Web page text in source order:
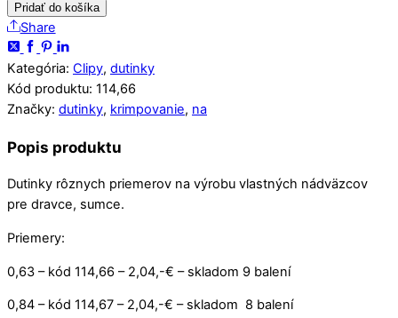
Pridať do košíka
Share
Kategória: Clipy, dutinky
Kód produktu: 114,66
Značky: dutinky, krimpovanie, na
Popis produktu
Dutinky rôznych priemerov na výrobu vlastných nádväzcov
pre dravce, sumce.
Priemery:
0,63 – kód 114,66 – 2,04,-€ – skladom 9 balení
0,84 – kód 114,67 – 2,04,-€ – skladom 8 balení